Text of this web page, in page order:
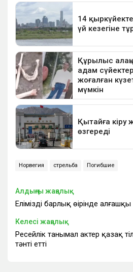
Норвегия стрельба Погибшие
Алдыңғы жаңалық
Еліміздің барлық өңірінде
Келесі жаңалық
Ресейлік танымал актер қазақ
тәнті етті